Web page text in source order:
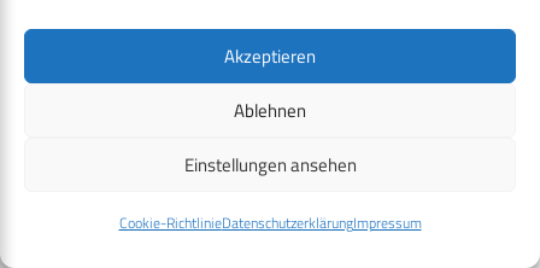
Akzeptieren
Ablehnen
Einstellungen ansehen
Cookie-RichtlinieDatenschutzerklärungImpressum
Datenschutzerklärung
Impressum